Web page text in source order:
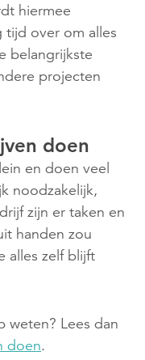
hiermee
over om alles
belangrijkste
projecten
doen
en doen veel
noodzakelijk,
zijn er taken en
handen zou
alles zelf blijft
weten? Lees dan
doen.